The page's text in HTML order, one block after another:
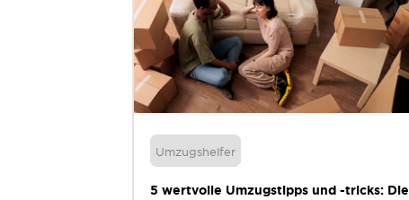
Umzugshelfer
5 wertvolle Umzugstipps und -tricks: Die